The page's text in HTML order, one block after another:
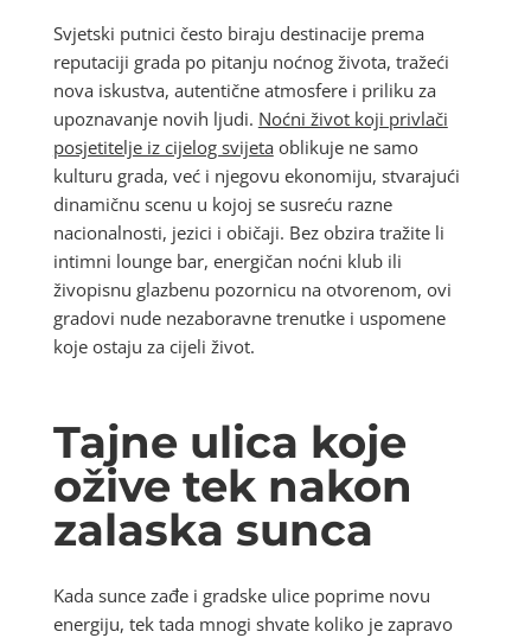
Svjetski putnici često biraju destinacije prema
reputaciji grada po pitanju noćnog života, tražeći
nova iskustva, autentične atmosfere i priliku za
upoznavanje novih ljudi. Noćni život koji privlači
posjetitelje iz cijelog svijeta oblikuje ne samo
kulturu grada, već i njegovu ekonomiju, stvarajući
dinamičnu scenu u kojoj se susreću razne
nacionalnosti, jezici i običaji. Bez obzira tražite li
intimni lounge bar, energičan noćni klub ili
živopisnu glazbenu pozornicu na otvorenom, ovi
gradovi nude nezaboravne trenutke i uspomene
koje ostaju za cijeli život.
Tajne ulica koje
ožive tek nakon
zalaska sunca
Kada sunce zađe i gradske ulice poprime novu
energiju, tek tada mnogi shvate koliko je zapravo